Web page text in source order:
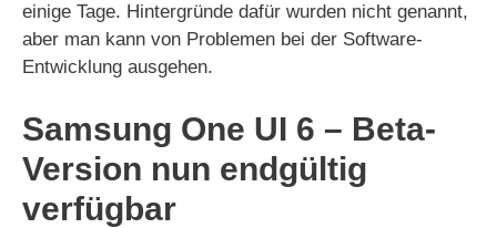
einige Tage. Hintergründe dafür wurden nicht genannt,
aber man kann von Problemen bei der Software-
Entwicklung ausgehen.
Samsung One UI 6 – Beta-
Version nun endgültig
verfügbar